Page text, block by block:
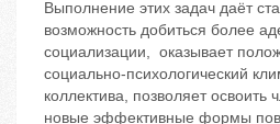
Выполнение этих задач даёт
возможность добиться более
социализации, оказывает
социально-психологический
коллектива, позволяет освоить
новые эффективные формы